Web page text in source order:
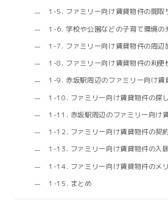
1-5. ファミリー向け賃貸物件の間取
1-6. 学校や公園などの子育て環境の
1-7. ファミリー向け賃貸物件の周辺
1-8. ファミリー向け賃貸物件の利便
1-9. 赤坂駅周辺のファミリー向け賃
1-10. ファミリー向け賃貸物件の探
1-11. 赤坂駅周辺のファミリー向け
1-12. ファミリー向け賃貸物件の契
1-13. ファミリー向け賃貸物件の入
1-14. ファミリー向け賃貸物件のメ
1-15. まとめ